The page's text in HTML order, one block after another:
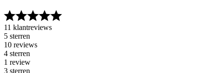
11 klantreviews
5 sterren
10 reviews
4 sterren
1 review
3 sterren